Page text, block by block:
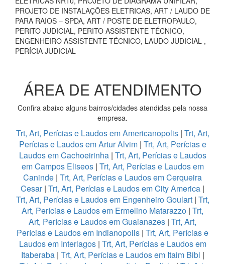
PROJETO DE INSTALAÇÕES ELETRICAS, ART / LAUDO DE
PARA RAIOS – SPDA, ART / POSTE DE ELETROPAULO,
PERITO JUDICIAL, PERITO ASSISTENTE TÉCNICO,
ENGENHEIRO ASSISTENTE TÉCNICO, LAUDO JUDICIAL ,
PERÍCIA JUDICIAL
ÁREA DE ATENDIMENTO
Confira abaixo alguns bairros/cidades atendidas pela nossa
empresa.
Trt, Art, Perícias e Laudos em Americanopolis | Trt, Art,
Perícias e Laudos em Artur Alvim | Trt, Art, Perícias e
Laudos em Cachoeirinha| Trt, Art, Perícias e Laudos
em Campos Eliseos | Trt, Art, Perícias e Laudos em
Caninde | Trt, Art, Perícias e Laudos em Cerqueira
Cesar| Trt, Art, Perícias e Laudos em City America |
Trt, Art, Perícias e Laudos em Engenheiro Goulart | Trt,
Art, Perícias e Laudos em Ermelino Matarazzo | Trt,
Art, Perícias e Laudos em Guaianazes | Trt, Art,
Perícias e Laudos em Indianopolis | Trt, Art, Perícias e
Laudos em Interlagos| Trt, Art, Perícias e Laudos em
Itaberaba| Trt, Art, Perícias e Laudos em Itaim Bibi |